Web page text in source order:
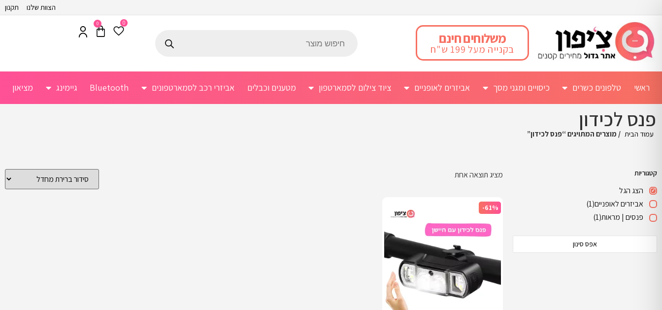
הצוות שלנו תקנון
משלוחים חינם
בקנייה מעל 199 ש"ח
0
0
ראשי טלפונים כשרים כיסויים ומגני מסך אביזרים לאופניים ציוד צילום לסמארטפון מטענים וכבלים אביזרי רכב לסמארטפונים Bluetooth גיימינג מציאון
פנס לכידון
עמוד הבית / מוצרים המתויגים “פנס לכידון”
קטגוריות
הצג הגל
אביזרים לאופניים(1)
פנסים | מראות(1)
אפס סינון
מציג תוצאה אחת
-61%